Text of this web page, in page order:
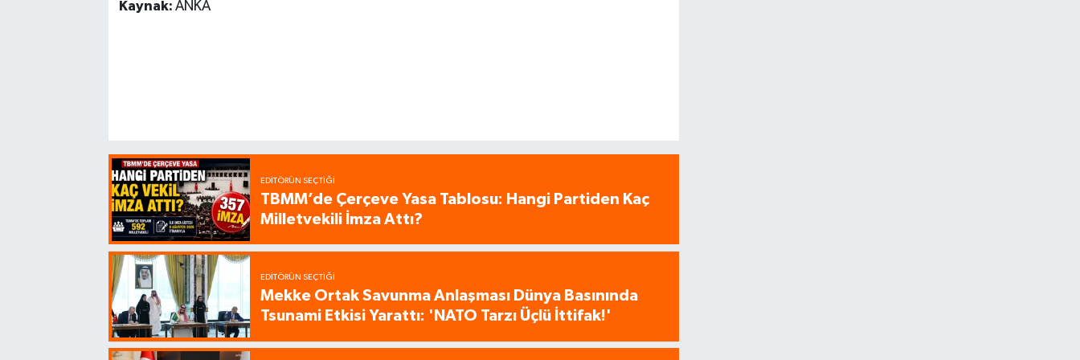
Kaynak: ANKA
EDITÖRÜN SEÇTIĞI
TBMM’de Çerçeve Yasa Tablosu: Hangi Partiden Kaç
Milletvekili İmza Attı?
EDITÖRÜN SEÇTIĞI
Mekke Ortak Savunma Anlaşması Dünya Basınında
Tsunami Etkisi Yarattı: 'NATO Tarzı Üçlü İttifak!'